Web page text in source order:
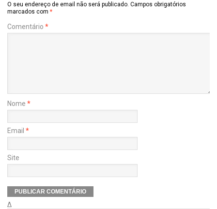
O seu endereço de email não será publicado. Campos obrigatórios
marcados com *
Comentário *
Nome *
Email *
Site
Δ